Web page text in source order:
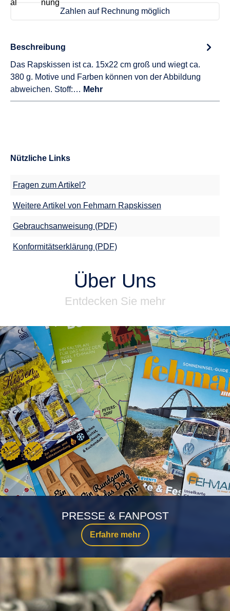
Zahlen auf Rechnung möglich
Beschreibung
Das Rapskissen ist ca. 15x22 cm groß und wiegt ca.
380 g. Motive und Farben können von der Abbildung
abweichen. Stoff:… Mehr
Nützliche Links
Fragen zum Artikel?
Weitere Artikel von Fehmarn Rapskissen
Gebrauchsanweisung (PDF)
Konformitätserklärung (PDF)
Über Uns
Entdecken Sie mehr
Erfahre mehr
PRESSE & FANPOST